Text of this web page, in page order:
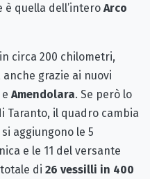
è quella dell’intero Arco
circa 200 chilometri,
grazie ai nuovi
e Amendolara. Se però lo
Taranto, il quadro cambia
aggiungono le 5
e le 11 del versante
di 26 vessilli in 400